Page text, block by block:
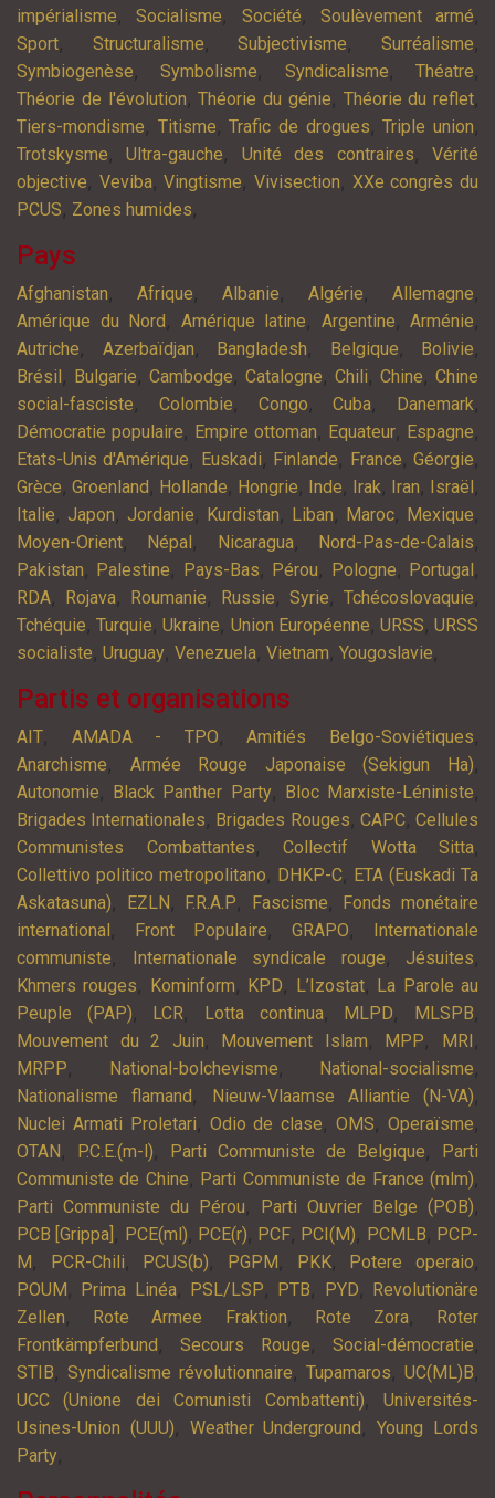
impérialisme,Socialisme, Société, Soulèvement armé,
Sport, Structuralisme,Subjectivisme,Surréalisme,
Symbiogenèse,Symbolisme, Syndicalisme,Théatre,
Théorie de l'évolution,Théorie du génie, Théorie du reflet,
Tiers-mondisme, Titisme,Trafic de drogues,Triple union,
Trotskysme,Ultra-gauche, Unité des contraires,Vérité
objective, Veviba,Vingtisme,Vivisection, XXe congrès du
PCUS, Zones humides,
Pays
Afghanistan, Afrique, Albanie, Algérie, Allemagne,
Amérique du Nord , Amérique latine, Argentine, Arménie,
Autriche, Azerbaïdjan, Bangladesh, Belgique, Bolivie,
Brésil , Bulgarie, Cambodge, Catalogne, Chili, Chine, Chine
social-fasciste, Colombie, Congo,Cuba, Danemark,
Démocratie populaire, Empire ottoman, Equateur, Espagne,
Etats-Unis d'Amérique, Euskadi, Finlande, France,Géorgie,
Grèce, Groenland , Hollande, Hongrie, Inde, Irak, Iran, Israël ,
Italie, Japon, Jordanie, Kurdistan, Liban, Maroc, Mexique,
Moyen-Orient, Népal , Nicaragua, Nord-Pas-de-Calais,
Pakistan, Palestine, Pays-Bas, Pérou, Pologne, Portugal ,
RDA, Rojava, Roumanie, Russie, Syrie, Tchécoslovaquie,
Tchéquie,Turquie,Ukraine, Union Européenne, URSS,URSS
socialiste, Uruguay, Venezuela, Vietnam, Yougoslavie,
Partis et organisations
AIT, AMADA - TPO,Amitiés Belgo-Soviétiques,
Anarchisme, Armée Rouge Japonaise (Sekigun Ha),
Autonomie, Black Panther Party, Bloc Marxiste-Léniniste,
Brigades Internationales, Brigades Rouges, CAPC,Cellules
Communistes Combattantes, Collectif Wotta Sitta,
Collettivo politico metropolitano, DHKP-C, ETA (Euskadi Ta
Askatasuna), EZLN , F.R.A.P, Fascisme,
Fonds monétaire
international , Front Populaire, GRAPO,
Internationale
communiste, Internationale syndicale rouge, Jésuites,
Khmers rouges, Kominform, KPD, L’Izostat, La Parole au
Peuple (PAP), LCR, Lotta continua, MLPD, MLSPB,
Mouvement du 2 Juin, Mouvement Islam, MPP, MRI ,
MRPP, National-bolchevisme, National-socialisme,
Nationalisme flamand , Nieuw-Vlaamse Alliantie (N-VA),
Nuclei Armati Proletari, Odio de clase,OMS,Operaïsme,
OTAN , P.C.E.(m-l), Parti Communiste de Belgique,
Parti
Communiste de Chine, Parti Communiste de France (mlm),
Parti Communiste du Pérou, Parti Ouvrier Belge (POB),
PCB [Grippa] , PCE(ml), PCE(r), PCF, PCI(M), PCMLB, PCP-
M , PCR-Chili, PCUS(b), PGPM , PKK, Potere operaio,
POUM , Prima Linéa, PSL/LSP, PTB, PYD,
Revolutionäre
Zellen, Rote Armee Fraktion, Rote Zora,
Roter
Frontkämpferbund , Secours Rouge, Social-démocratie,
STIB, Syndicalisme révolutionnaire, Tupamaros, UC(ML)B,
UCC (Unione dei Comunisti Combattenti),Universités-
Usines-Union (UUU), Weather Underground ,Young Lords
Party,